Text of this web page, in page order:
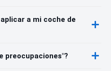
a mi coche de
preocupaciones"?